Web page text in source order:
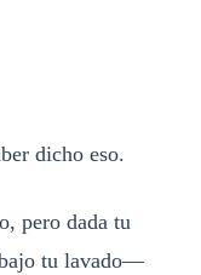
dicho eso.
pero dada tu
tu lavado—